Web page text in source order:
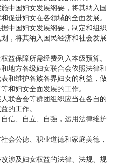
中国妇女发展纲要，将其纳入国
促进妇女在各领域的全面发展。
中国妇女发展纲要，制定和组织
，将其纳入国民经济和社会发展
益保障所需经费列入本级预算。
地方各级妇女联合会依照法律和
和维护各族各界妇女的利益，做
和妇女全面发展的工作。
联合会等群团组织应当在各自的
的工作。
信、自立、自强，运用法律维护
会公德、职业道德和家庭美德，
涉及妇女权益的法律、法规、规